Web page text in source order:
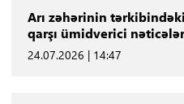
Arı zəhərinin
qarşı ümidverici
24.07.2026 | 14:47